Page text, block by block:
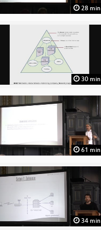
28 min
30 min
61 min
34 min